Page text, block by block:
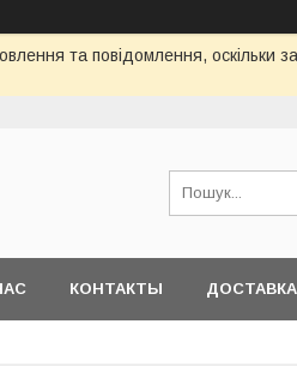
та повідомлення, оскільки
КОНТАКТЫ